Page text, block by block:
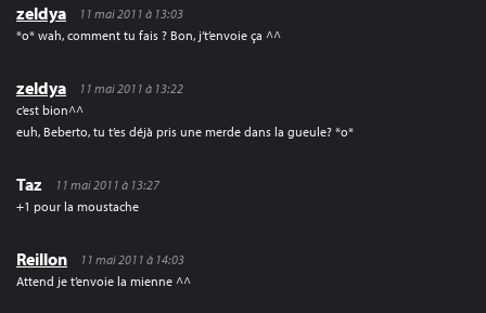
zeldya
11 mai 2011 à 13:03
*o* wah, comment tu fais ? Bon, j’t’envoie ça ^^
zeldya
11 mai 2011 à 13:22
c’est bion^^
euh, Beberto, tu t’es déjà pris une merde dans la gueule? *o*
Taz
11 mai 2011 à 13:27
+1 pour la moustache
Reillon
11 mai 2011 à 14:03
Attend je t’envoie la mienne ^^